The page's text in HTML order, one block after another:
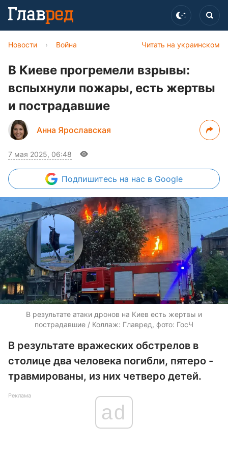
Читать на украинском
Новости › Война
В Киеве прогремели взрывы:
вспыхнули пожары, есть жертвы
и пострадавшие
Анна Ярославская
7 мая 2025, 06:48
Подпишитесь на нас в Google
В результате атаки дронов на Киев есть жертвы и
пострадавшие / Коллаж: Главред, фото: ГосЧ
В результате вражеских обстрелов в
столице два человека погибли, пятеро -
травмированы, из них четверо детей.
Реклама
ad